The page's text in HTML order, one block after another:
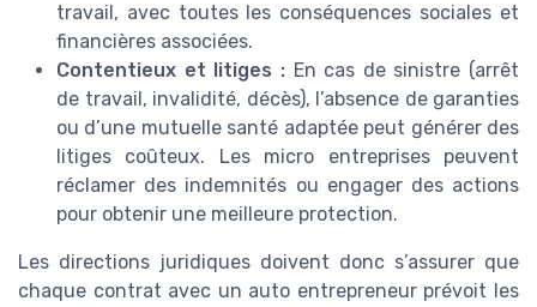
travail, avec toutes les conséquences sociales et
financières associées.
Contentieux et litiges :En cas de sinistre (arrêt
de travail, invalidité, décès), l’absence de garanties
ou d’une mutuelle santé adaptée peut générer des
litiges coûteux. Les micro entreprises peuvent
réclamer des indemnités ou engager des actions
pour obtenir une meilleure protection.
Les directions juridiques doivent donc s’assurer que
chaque contrat avec un auto entrepreneur prévoit les